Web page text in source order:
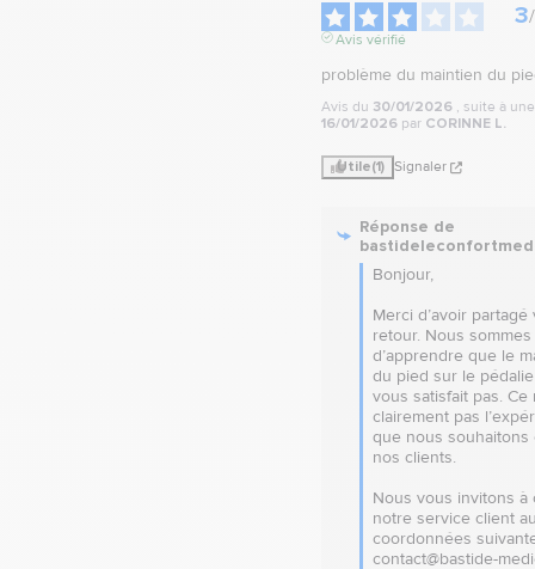
3/
Avis vérifié
problème du maintien du
Avis du 30/01/2026 , suite à
16/01/2026 par CORINNE L.
Utile(1) Signaler
Réponse de
Bonjour,
Merci d’avoir partagé
retour. Nous
d’apprendre que le
du pied sur le
vous satisfait pas. Ce
clairement pas
que nous souhaitons
nos clients.
Nous vous invitons à
notre service client
coordonnées
contact@bastide-